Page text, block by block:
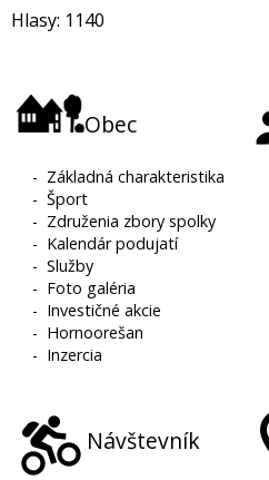
Hlasy: 1140
Obec
- Základná charakteristika
-Šport
- Združenia zbory spolky
- Kalendár podujatí
-Služby
- Foto galéria
- Investičné akcie
- Hornoorešan
- Inzercia
Návštevník